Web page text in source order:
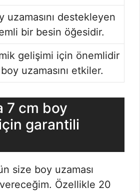
uzamasını destekleyen
bir besin öğesidir.
gelişimi için önemlidir
uzamasını etkiler.
7 cm boy
garantili
size boy uzaması
Özellikle 20